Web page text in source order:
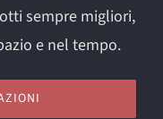
sempre migliori,
e nel tempo.